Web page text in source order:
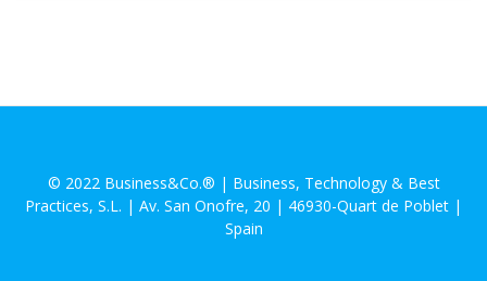
© 2022 Business&Co.® | Business, Technology & Best
Practices, S.L. | Av. San Onofre, 20 | 46930-Quart de Poblet |
Spain